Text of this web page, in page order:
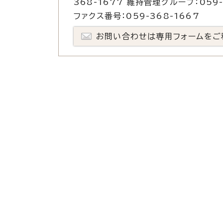
368-1677 維持管理グループ：
ファクス番号：059-368-1667
お問い合わせは専用フォームをご